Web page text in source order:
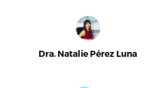
Dra. Natalie Pérez Luna